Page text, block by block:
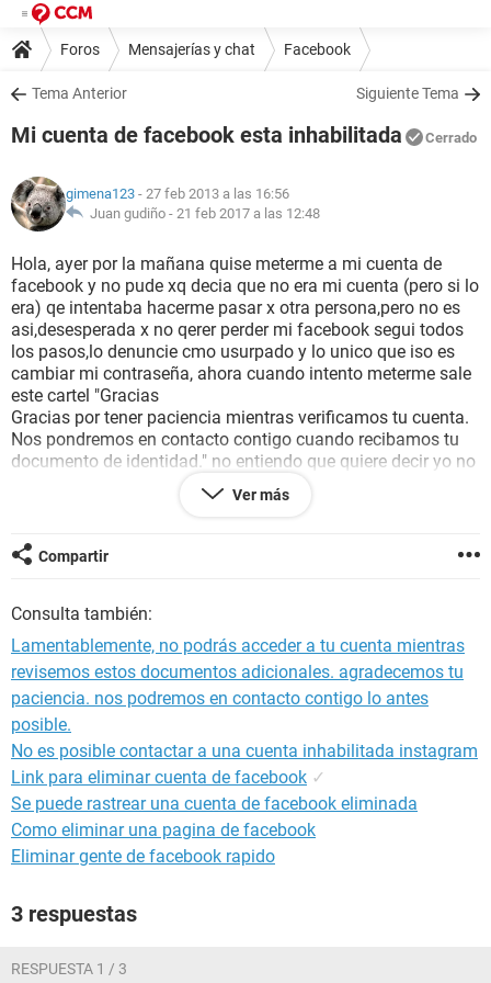
Foros Mensajerías y chat Facebook
Tema Anterior Siguiente Tema
Mi cuenta de facebook esta inhabilitada Cerrado
gimena123 - 27 feb 2013 a las 16:56
Juan gudiño - 21 feb 2017 a las 12:48
Hola, ayer por la mañana quise meterme a mi cuenta de
facebook y no pude xq decia que no era mi cuenta (pero si lo
era) qe intentaba hacerme pasar x otra persona,pero no es
asi,desesperada x no qerer perder mi facebook segui todos
los pasos,lo denuncie cmo usurpado y lo unico que iso es
cambiar mi contraseña, ahora cuando intento meterme sale
este cartel "Gracias
Gracias por tener paciencia mientras verificamos tu cuenta.
Nos pondremos en contacto contigo cuando recibamos tu
documento de identidad." no entiendo que quiere decir yo no
di mi documento no ce que mas hacer buusque en google y
encontre este sitio eh estado mandando lo emeil y me han
Gracias por su mensaje. Estamos mejorando la forma en la
asistencia. Los siguientes enlaces le conducirán a más
información que le ayudará a solucionar su problema y a
informar sobre el mismo.
Problemas más comunes
* Advertencias y cuentas inhabilitadas:
https://www.facebook.com/help/?topic=warnings
Obtenga información sobre advertencias, bloqueo de
funciones, cuentas personales inhabilitadas o páginas de
negocios inhabilitadas.
Trate un problema de cuenta pirateada o comprometida,
seguridad de su cuenta.
Ver más
Compartir
Consulta también:
Lamentablemente, no podrás acceder a tu cuenta mientras
revisemos estos documentos adicionales. agradecemos tu
paciencia. nos podremos en contacto contigo lo antes
posible.
No es posible contactar a una cuenta inhabilitada instagram
Link para eliminar cuenta de facebook ✓
Se puede rastrear una cuenta de facebook eliminada
Como eliminar una pagina de facebook
Eliminar gente de facebook rapido
3 respuestas
RESPUESTA 1 / 3